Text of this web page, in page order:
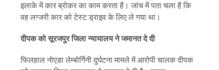
इलाके में कार ब्रोकर का काम करता है। जांच में पता चला है कि
वह लग्जरी कार को टेस्ट ड्राइव के लिए ले गया था।
दीपक को सूरजपुर जिला न्यायालय ने जमानत दे दी
फिलहाल नोएडा लेम्बोर्गिनी दुर्घटना मामले में आरोपी चालक दीपक